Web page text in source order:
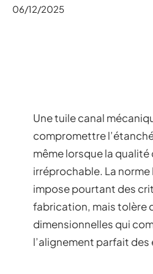
06/12/2025
Une tuile canal
compromettre
même lorsque la
irréprochable. La norme
impose pourtant des
fabrication, mais tolère
dimensionnelles qui
l’alignement parfait des